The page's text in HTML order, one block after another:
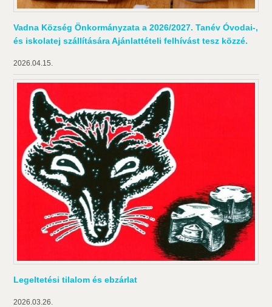
Vadna Község Önkormányzata a 2026/2027. Tanév Óvodai-,
és iskolatej szállítására Ajánlattételi felhívást tesz közzé.
2026.04.15.
Legeltetési tilalom és ebzárlat
2026.03.26.